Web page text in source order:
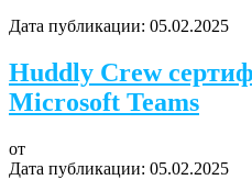
Дата публикации: 05.02.2025
Huddly Crew
Microsoft Teams
от
Дата публикации: 05.02.2025